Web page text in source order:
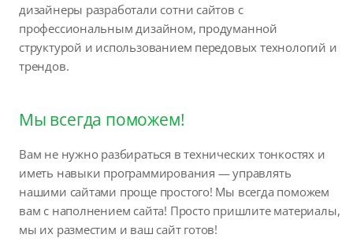
дизайнеры разработали сотни сайтов с
профессиональным дизайном, продуманной
структурой и использованием передовых технологий и
трендов.
Мы всегда поможем!
Вам не нужно разбираться в технических тонкостях и
иметь навыки программирования — управлять
нашими сайтами проще простого! Мы всегда поможем
вам с наполнением сайта! Просто пришлите материалы,
мы их разместим и ваш сайт готов!